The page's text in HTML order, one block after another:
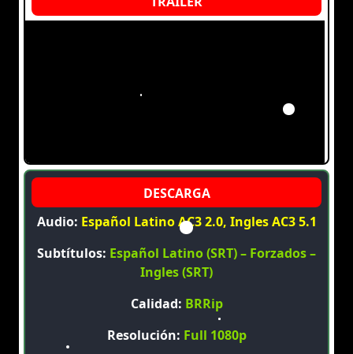
Audio: Español Latino AC3 2.0, Ingles AC3 5.1
Subtítulos: Español Latino (SRT) – Forzados –
Ingles (SRT)
Calidad: BRRip
Resolución: Full 1080p